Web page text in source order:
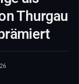
Thurgau